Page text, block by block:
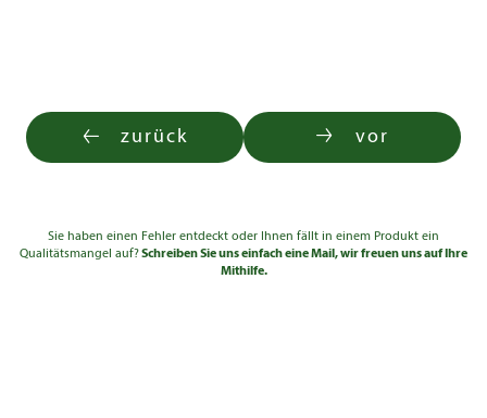
zurück vor
Sie haben einen Fehler entdeckt oder Ihnen fällt in einem Produkt ein
Qualitätsmangel auf?Schreiben Sie uns einfach eine Mail, wir freuen uns auf Ihre
Mithilfe.